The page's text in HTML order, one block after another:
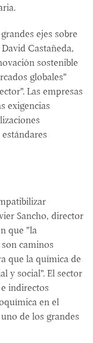
ejes sobre
Castañeda,
sostenible
globales"
Las empresas
exigencias
Sancho, director
que "la
caminos
que la química de
y social". El sector
indirectos
en el
de los grandes